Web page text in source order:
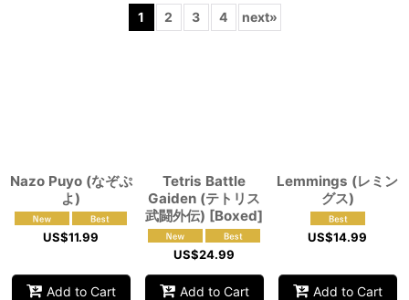
1 2 3 4 next»
Nazo Puyo (なぞぷ
よ)
US$11.99
Add to Cart
Tetris Battle
Gaiden (テトリス
武闘外伝) [Boxed]
US$24.99
Add to Cart
Lemmings (レミン
グス)
US$14.99
Add to Cart